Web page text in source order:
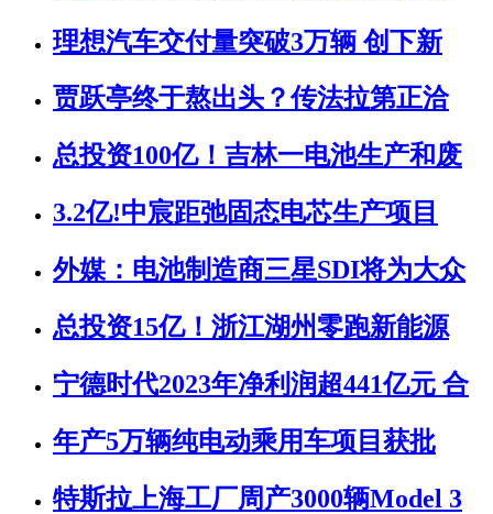
理想汽车交付量突破3万辆 创下新
贾跃亭终于熬出头？传法拉第正洽
总投资100亿！吉林一电池生产和废
3.2亿!中宸距弛固态电芯生产项目
外媒：电池制造商三星SDI将为大众
总投资15亿！浙江湖州零跑新能源
宁德时代2023年净利润超441亿元 合
年产5万辆纯电动乘用车项目获批
特斯拉上海工厂周产3000辆Model 3